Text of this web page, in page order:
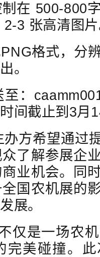
在 500-800
3 张高清图
格式，分
。
：
间截止到3月
方希望通过
了解参展企
业机会。同
国农机展的
展。
仅是一场农
完美碰撞。